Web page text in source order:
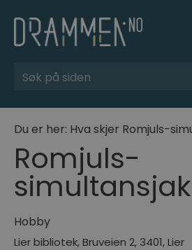
Søk
Du er her: Hva skjer Romjuls-
Romjuls-
Hobby
Lier bibliotek, Bruveien 2, 3401,Lier